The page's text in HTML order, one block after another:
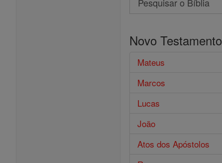
Pesquisar
Bíblia
Novo Testamento
Mateus
Marcos
Lucas
João
Atos dos Apóstolos